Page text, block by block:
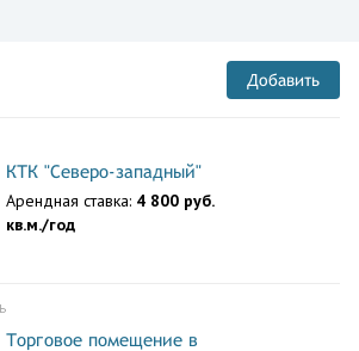
Добавить
КТК "Северо-западный"
Арендная ставка: 4 800 руб.
кв.м./год
Торговое помещение в